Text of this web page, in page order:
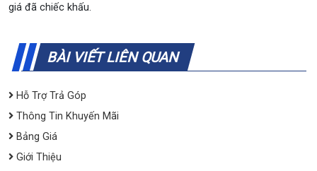
giá đã chiếc khấu.
BÀI VIẾT LIÊN QUAN
Hỗ Trợ Trả Góp
Thông Tin Khuyến Mãi
Bảng Giá
Giới Thiệu